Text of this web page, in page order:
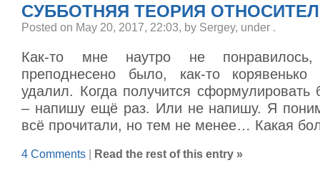
СУББОТНЯЯ ТЕОРИЯ
Posted on May 20, 2017, 22:03, by Sergey, under .
Как-то мне наутро не
преподнесено было, как-то корявенько
удалил. Когда получится сформулировать
– напишу ещё раз. Или не напишу. Я
всё прочитали, но тем не менее… Какая
4 Comments Read the rest of this entry »